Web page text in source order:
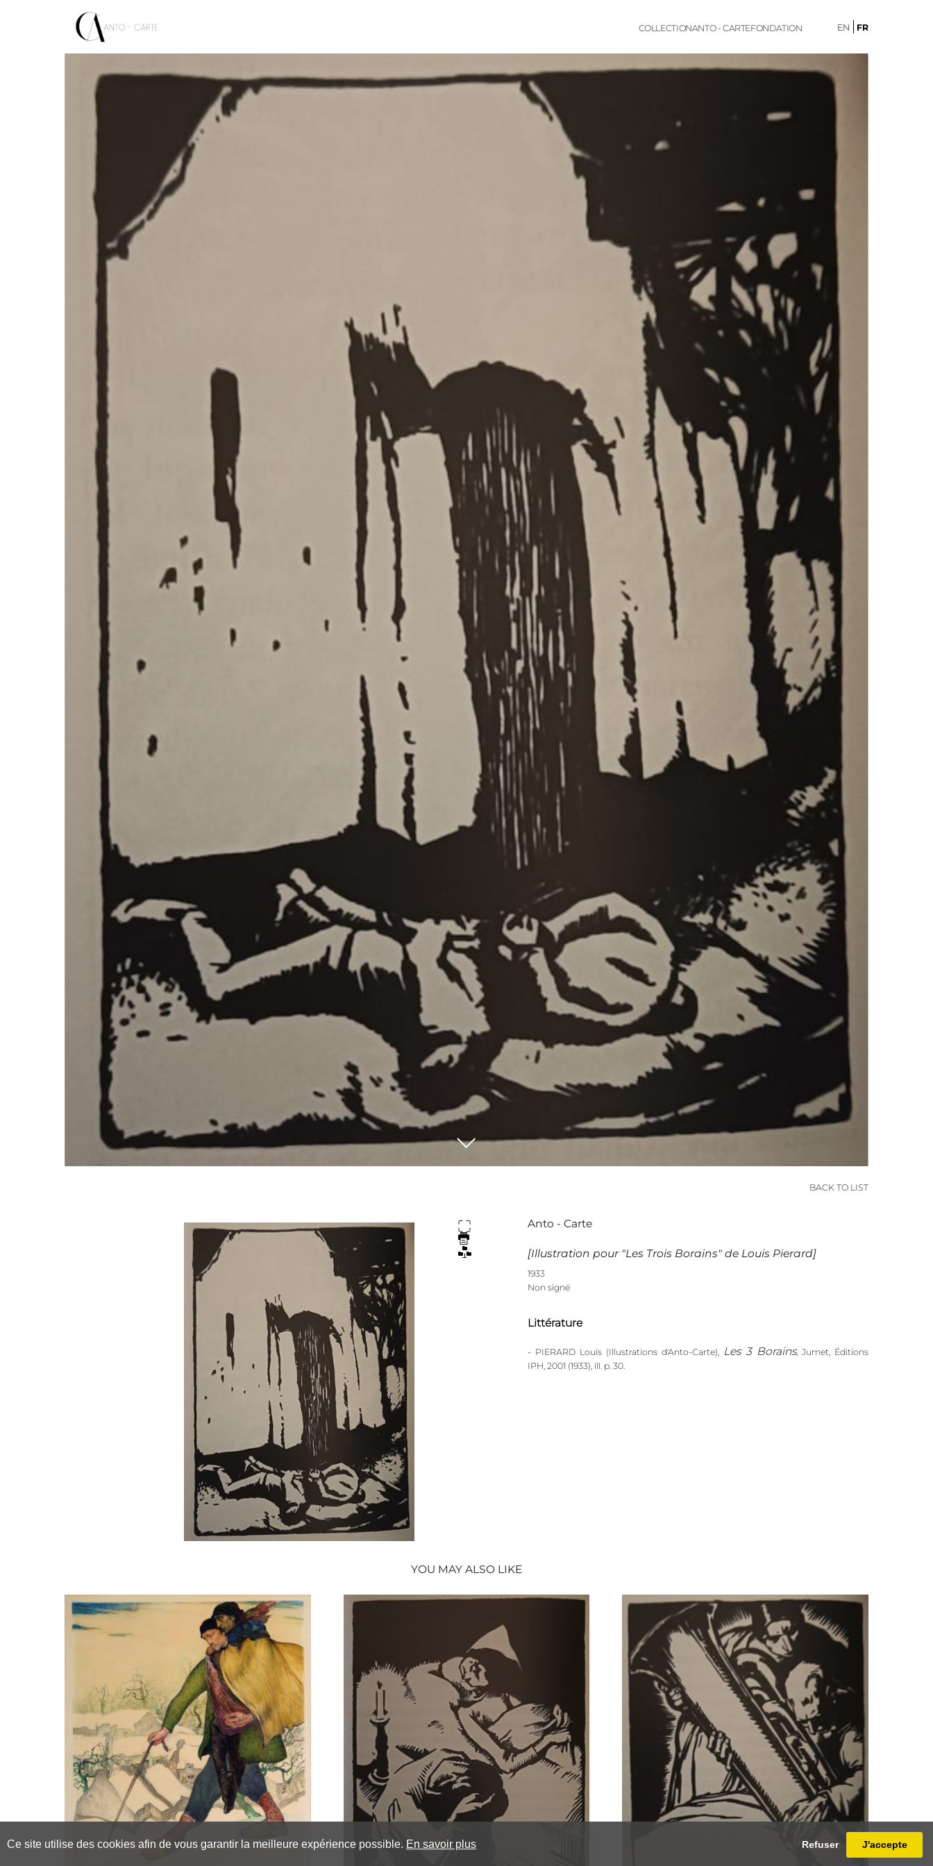
Ce site utilise des cookies afin de vous garantir la meilleure expérience possible. En savoir plus Refuser J'accepte
COLLECTIONANTO - CARTEFONDATION EN FR
BACK TO LIST
Anto - Carte
[Illustration pour "Les Trois Borains" de Louis Pierard]
1933
Non signé
Littérature
- PIERARD Louis (Illustrations d'Anto-Carte), Les 3 Borains, Jumet, Éditions
IPH, 2001 (1933), ill. p. 30.
YOU MAY ALSO LIKE